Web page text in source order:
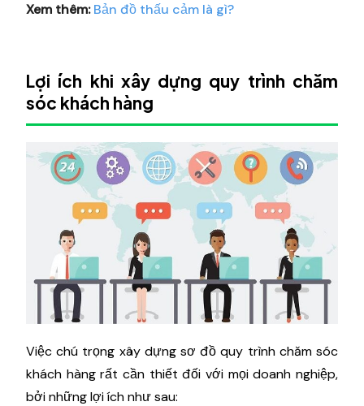
Xem thêm: Bản đồ thấu cảm là gì?
Lợi ích khi xây dựng quy trình chăm
sóc khách hàng
Việc chú trọng xây dựng sơ đồ quy trình chăm sóc
khách hàng rất cần thiết đối với mọi doanh nghiệp,
bởi những lợi ích như sau: